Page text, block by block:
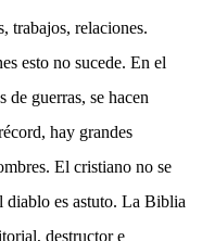
trabajos, relaciones.
esto no sucede. En el
de guerras, se hacen
hay grandes
El cristiano no se
diablo es astuto. La Biblia
destructor e